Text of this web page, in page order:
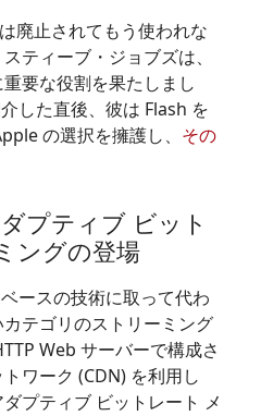
廃止されてもう使われな
ティーブ・ジョブズは、
要な役割を果たしまし
した直後、彼は Flash を
の選択を擁護し、 その
プティブ ビット
ングの登場
ースの技術に取って代わ
テゴリのストリーミング
Web サーバーで構成さ
ワーク (CDN) を利用し
プティブ ビットレート メ